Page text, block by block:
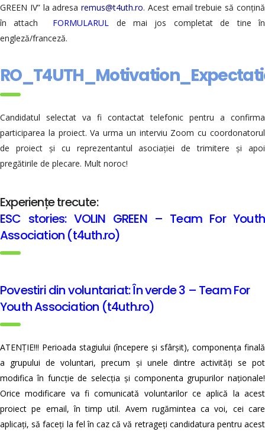
GREEN IV” la adresaremus@t4uth.ro. Acest email trebuie să conțină
în attach FORMULARUL de mai jos completat de tine în
engleză/franceză.
Candidatul selectat va fi contactat telefonic pentru a confirma
participarea la proiect. Va urma un interviu Zoom cu coordonatorul
de proiect și cu reprezentantul asociației de trimitere și apoi
pregătirile de plecare. Mult noroc!
Experiențe trecute:
ESC stories: VOLIN GREEN – Team For Youth
Association (t4uth.ro)
Povestiri din voluntariat: În verde 3 – Team For
Youth Association (t4uth.ro)
ATENȚIE!!! Perioada stagiului (începere și sfârșit), componența finală
a grupului de voluntari, precum și unele dintre activități se pot
modifica în funcție de selecția și componenta grupurilor naționale!
Orice modificare va fi comunicată voluntarilor ce aplică la acest
proiect pe email, în timp util. Avem rugămintea ca voi, cei care
aplicați, să faceți la fel în caz că vă retrageți candidatura pentru acest